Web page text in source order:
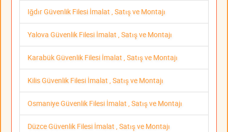
Iğdır Güvenlik Filesi İmalat , Satış ve Montajı
Yalova Güvenlik Filesi İmalat , Satış ve Montajı
Karabük Güvenlik Filesi İmalat , Satış ve Montajı
Kilis Güvenlik Filesi İmalat , Satış ve Montajı
Osmaniye Güvenlik Filesi İmalat , Satış ve Montajı
Düzce Güvenlik Filesi İmalat , Satış ve Montajı